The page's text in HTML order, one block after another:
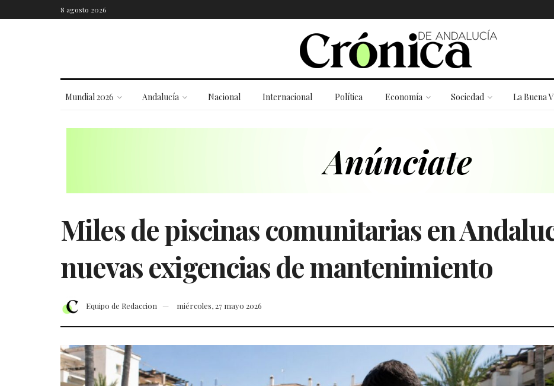
8 agosto 2026
Mundial 2026 Andalucía Nacional Internacional Política Economía Sociedad La Buena
Miles de piscinas comunitarias en
nuevas exigencias de mantenimiento
Equipo de Redaccion miércoles, 27 mayo 2026